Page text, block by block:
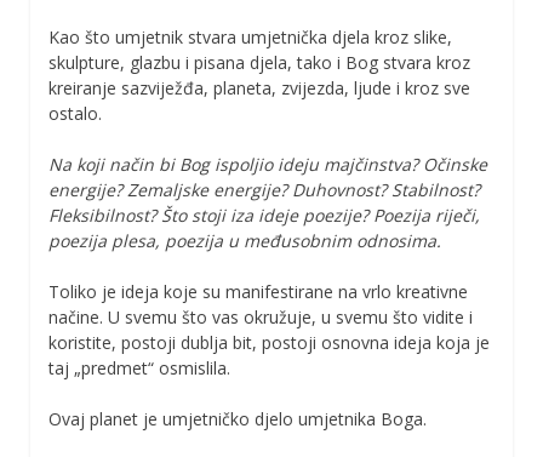
Kao što umjetnik stvara umjetnička djela kroz slike,
skulpture, glazbu i pisana djela, tako i Bog stvara kroz
kreiranje sazviježđa, planeta, zvijezda, ljude i kroz sve
ostalo.
Na koji način bi Bog ispoljio ideju majčinstva? Očinske
energije? Zemaljske energije? Duhovnost? Stabilnost?
Fleksibilnost? Što stoji iza ideje poezije? Poezija riječi,
poezija plesa, poezija u međusobnim odnosima.
Toliko je ideja koje su manifestirane na vrlo kreativne
načine. U svemu što vas okružuje, u svemu što vidite i
koristite, postoji dublja bit, postoji osnovna ideja koja je
taj „predmet“ osmislila.
Ovaj planet je umjetničko djelo umjetnika Boga.